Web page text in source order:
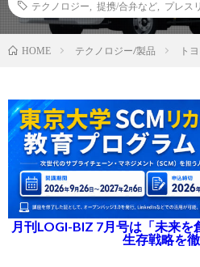
テクノロジー
提携/合弁など プレス
HOME テクノロジー/製品 ト
月刊LOGI-BIZ 7月号は「未来を
生存戦略を